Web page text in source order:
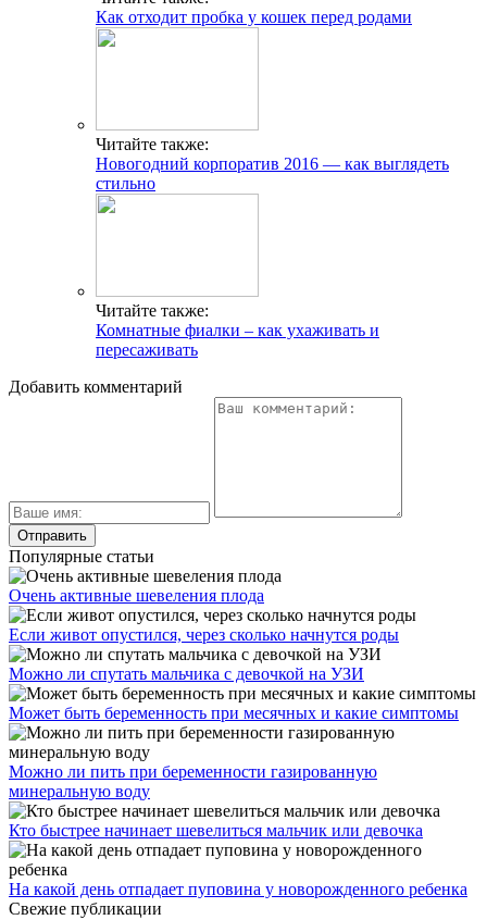
Как отходит пробка у кошек перед родами
Читайте также:
Новогодний корпоратив 2016 — как выглядеть
стильно
Читайте также:
Комнатные фиалки – как ухаживать и
пересаживать
Добавить комментарий
Популярные статьи
Очень активные шевеления плода
Если живот опустился, через сколько начнутся роды
Можно ли спутать мальчика с девочкой на УЗИ
Может быть беременность при месячных и какие симптомы
Можно ли пить при беременности газированную
минеральную воду
Кто быстрее начинает шевелиться мальчик или девочка
На какой день отпадает пуповина у новорожденного ребенка
Свежие публикации